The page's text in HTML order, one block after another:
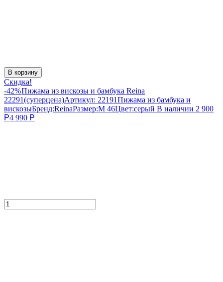
В корзину
Скидка!
-42%Пижама из вискозы и бамбука Reina
22291(суперцена)Артикул: 22191Пижама из бамбука и
вискозыБренд:ReinaРазмер:M 46Цвет:серый В наличии 2 900
Р4 990 Р